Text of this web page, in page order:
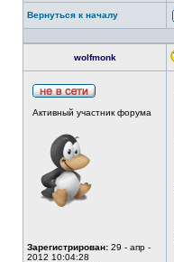
Вернуться к началу
wolfmonk
Активный участник форума
Зарегистрирован: 29 - апр -
2012 10:04:28